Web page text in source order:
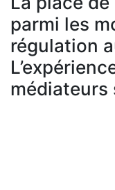
À propos
parmi les
régulation
médiateurs